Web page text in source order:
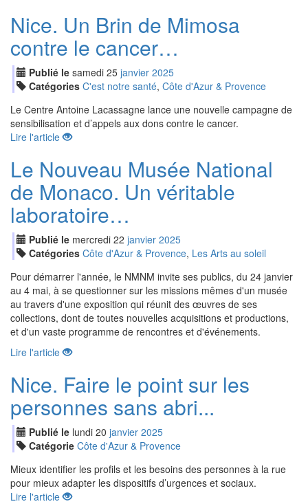
Nice. Un Brin de Mimosa
contre le cancer…
Publié le samedi 25 janvier 2025
Catégories C'est notre santé, Côte d'Azur & Provence
Le Centre Antoine Lacassagne lance une nouvelle campagne de
sensibilisation et d’appels aux dons contre le cancer.
Lire l'article
Le Nouveau Musée National
de Monaco. Un véritable
laboratoire…
Publié le mercredi 22 janvier 2025
Catégories Côte d'Azur & Provence, Les Arts au soleil
Pour démarrer l'année, le NMNM invite ses publics, du 24 janvier
au 4 mai, à se questionner sur les missions mêmes d'un musée
au travers d'une exposition qui réunit des œuvres de ses
collections, dont de toutes nouvelles acquisitions et productions,
et d'un vaste programme de rencontres et d'événements.
Lire l'article
Nice. Faire le point sur les
personnes sans abri...
Publié le lundi 20 janvier 2025
Catégorie Côte d'Azur & Provence
Mieux identifier les profils et les besoins des personnes à la rue
pour mieux adapter les dispositifs d’urgences et sociaux.
Lire l'article